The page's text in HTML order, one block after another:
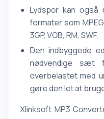
Lydspor kan
formater som MPEG,
3GP, VOB, RM, SWF.
Den indbyggede
nødvendige sæt
overbelastet med
gøre den let at
Xlinksoft MP3